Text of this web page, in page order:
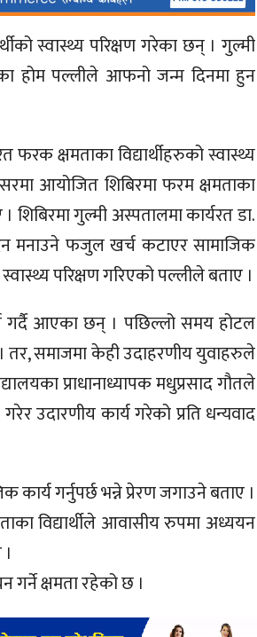
स्वास्थ्य परिक्षण गरेका छन् । गुल्मी
होम पल्लीले आफनो जन्म दिनमा हुन
क्षमताका विद्यार्थीहरुको स्वास्थ्य
आयोजित शिबिरमा फरम क्षमताका
शिबिरमा गुल्मी अस्पतालमा कार्यरत डा.
मनाउने फजुल खर्च कटाएर सामाजिक
परिक्षण गरिएको पल्लीले बताए ।
गर्दै आएका छन् । पछिल्लो समय होटल
तर, समाजमा केही उदाहरणीय युवाहरुले
प्राधानाध्यापक मधुप्रसाद गौतले
उदारणीय कार्य गरेको प्रति धन्यवाद
गर्नुपर्छ भन्ने प्रेरण जगाउने बताए ।
विद्यार्थीले आवासीय रुपमा अध्ययन
गर्ने क्षमता रहेको छ ।